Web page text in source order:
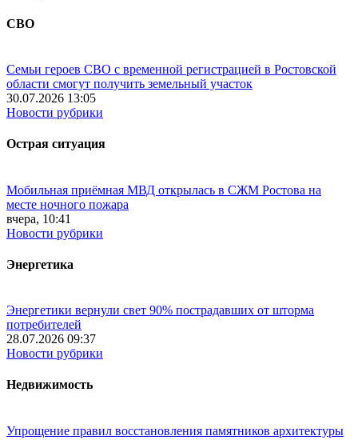
СВО
Семьи героев СВО с временной регистрацией в Ростовской
области смогут получить земельный участок
30.07.2026 13:05
Новости рубрики
Острая ситуация
Мобильная приёмная МВД открылась в СЖМ Ростова на
месте ночного пожара
вчера, 10:41
Новости рубрики
Энергетика
Энергетики вернули свет 90% пострадавших от шторма
потребителей
28.07.2026 09:37
Новости рубрики
Недвижимость
Упрощение правил восстановления памятников архитектуры